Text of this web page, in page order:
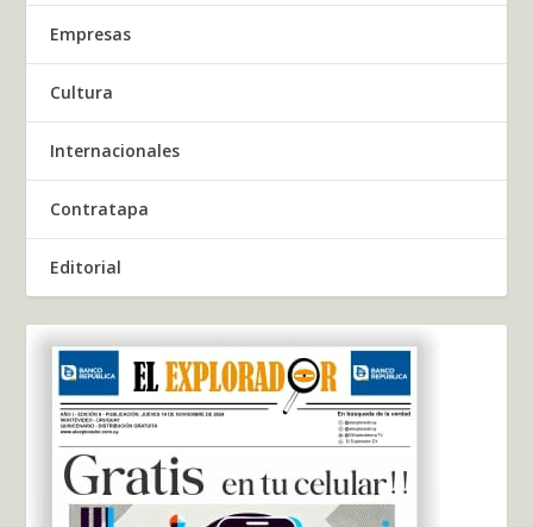
Empresas
Cultura
Internacionales
Contratapa
Editorial